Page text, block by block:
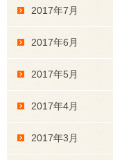
2017年7月
2017年6月
2017年5月
2017年4月
2017年3月